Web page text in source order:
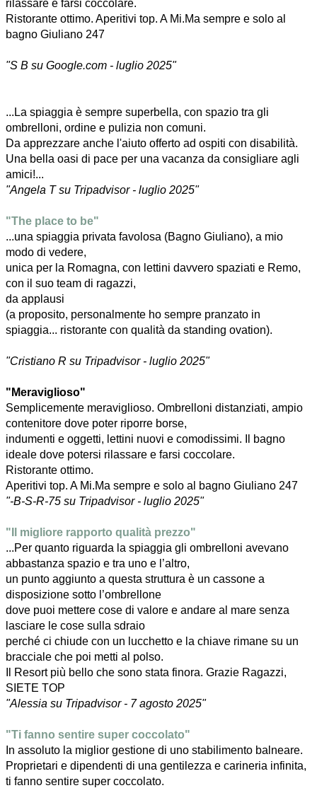
rilassare e farsi coccolare.
Ristorante ottimo. Aperitivi top. A Mi.Ma sempre e solo al
bagno Giuliano 247
"S B su Google.com - luglio 2025"
...La spiaggia è sempre superbella, con spazio tra gli
ombrelloni, ordine e pulizia non comuni.
Da apprezzare anche l'aiuto offerto ad ospiti con disabilità.
Una bella oasi di pace per una vacanza da consigliare agli
amici!...
"Angela T su Tripadvisor - luglio 2025"
"The place to be"
...una spiaggia privata favolosa (Bagno Giuliano), a mio
modo di vedere,
unica per la Romagna, con lettini davvero spaziati e Remo,
con il suo team di ragazzi,
da applausi
(a proposito, personalmente ho sempre pranzato in
spiaggia... ristorante con qualità da standing ovation).
"Cristiano R su Tripadvisor - luglio 2025"
"Meraviglioso"
Semplicemente meraviglioso. Ombrelloni distanziati, ampio
contenitore dove poter riporre borse,
indumenti e oggetti, lettini nuovi e comodissimi. Il bagno
ideale dove potersi rilassare e farsi coccolare.
Ristorante ottimo.
Aperitivi top. A Mi.Ma sempre e solo al bagno Giuliano 247
"-B-S-R-75 su Tripadvisor - luglio 2025"
"Il migliore rapporto qualità prezzo"
...Per quanto riguarda la spiaggia gli ombrelloni avevano
abbastanza spazio e tra uno e l’altro,
un punto aggiunto a questa struttura è un cassone a
disposizione sotto l’ombrellone
dove puoi mettere cose di valore e andare al mare senza
lasciare le cose sulla sdraio
perché ci chiude con un lucchetto e la chiave rimane su un
bracciale che poi metti al polso.
Il Resort più bello che sono stata finora. Grazie Ragazzi,
SIETE TOP
"Alessia su Tripadvisor - 7 agosto 2025"
"Ti fanno sentire super coccolato"
In assoluto la miglior gestione di uno stabilimento balneare.
Proprietari e dipendenti di una gentilezza e carineria infinita,
ti fanno sentire super coccolato.